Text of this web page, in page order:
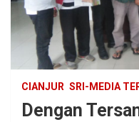
CIANJUR SRI-MEDIA
Dengan